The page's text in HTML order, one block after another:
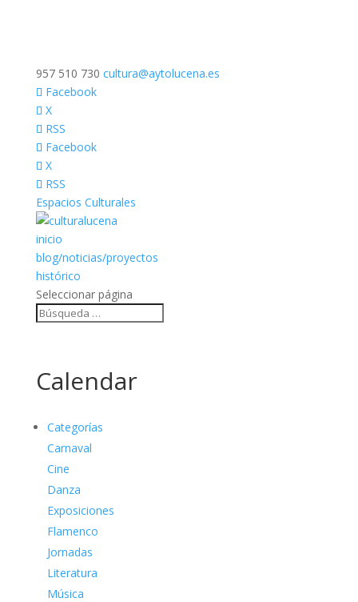
957 510 730 cultura@aytolucena.es
Facebook
X
RSS
Facebook
X
RSS
Espacios Culturales
inicio
blog/noticias/proyectos
histórico
Seleccionar página
Calendar
Categorías
Carnaval
Cine
Danza
Exposiciones
Flamenco
Jornadas
Literatura
Música